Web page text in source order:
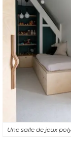
Une salle de jeux